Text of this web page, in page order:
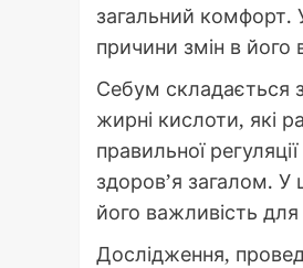
загальний комфорт.
причини змін в його
Себум складається з
жирні кислоти, які
правильної
здоров’я загалом.
його важливість
Дослідження,